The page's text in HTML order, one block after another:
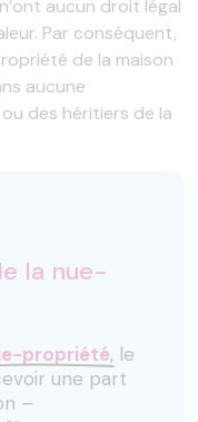
aucun droit légal
Par conséquent,
de la maison
aucune
des héritiers de la
la nue-
propriété, le
une part
–